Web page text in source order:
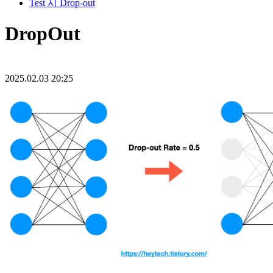
Test 시 Drop-out
DropOut
2025.02.03 20:25